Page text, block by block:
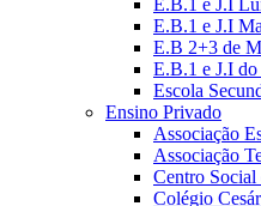
E.B.1 e J.I
E.B.1 e J.I
E.B 2+3 de
E.B.1 e J.I
Escola
Ensino Privado
Associação
Associação
Centro
Colégio